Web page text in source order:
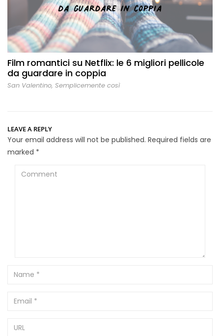
Film romantici su Netflix: le 6 migliori pellicole
da guardare in coppia
San Valentino, Semplicemente così
LEAVE A REPLY
Your email address will not be published. Required fields are
marked *
Comment
Name
Email